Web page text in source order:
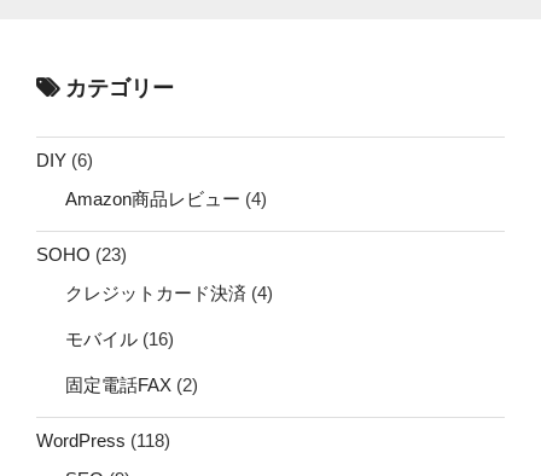
カテゴリー
DIY (6)
Amazon商品レビュー (4)
SOHO (23)
クレジットカード決済 (4)
モバイル (16)
固定電話FAX (2)
WordPress (118)